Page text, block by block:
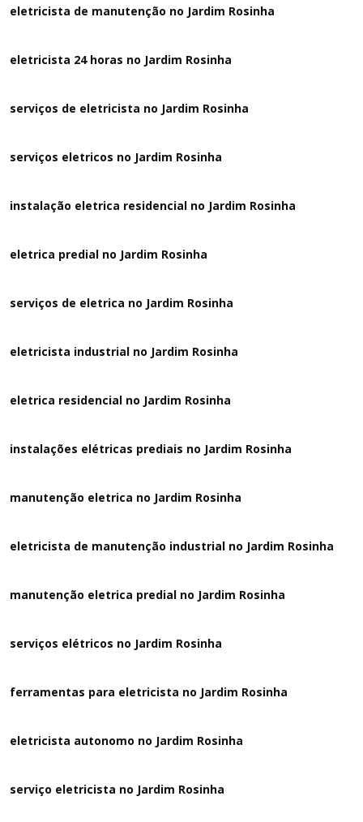
eletricista de manutenção no Jardim Rosinha
eletricista 24 horas no Jardim Rosinha
serviços de eletricista no Jardim Rosinha
serviços eletricos no Jardim Rosinha
instalação eletrica residencial no Jardim Rosinha
eletrica predial no Jardim Rosinha
serviços de eletrica no Jardim Rosinha
eletricista industrial no Jardim Rosinha
eletrica residencial no Jardim Rosinha
instalações elétricas prediais no Jardim Rosinha
manutenção eletrica no Jardim Rosinha
eletricista de manutenção industrial no Jardim Rosinha
manutenção eletrica predial no Jardim Rosinha
serviços elétricos no Jardim Rosinha
ferramentas para eletricista no Jardim Rosinha
eletricista autonomo no Jardim Rosinha
serviço eletricista no Jardim Rosinha